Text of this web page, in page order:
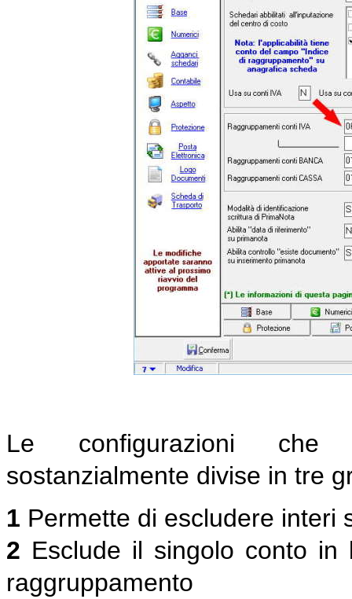
Le configurazioni che
sostanzialmente divise in tre
1 Permette di escludere interi
2 Esclude il singolo conto
raggruppamento